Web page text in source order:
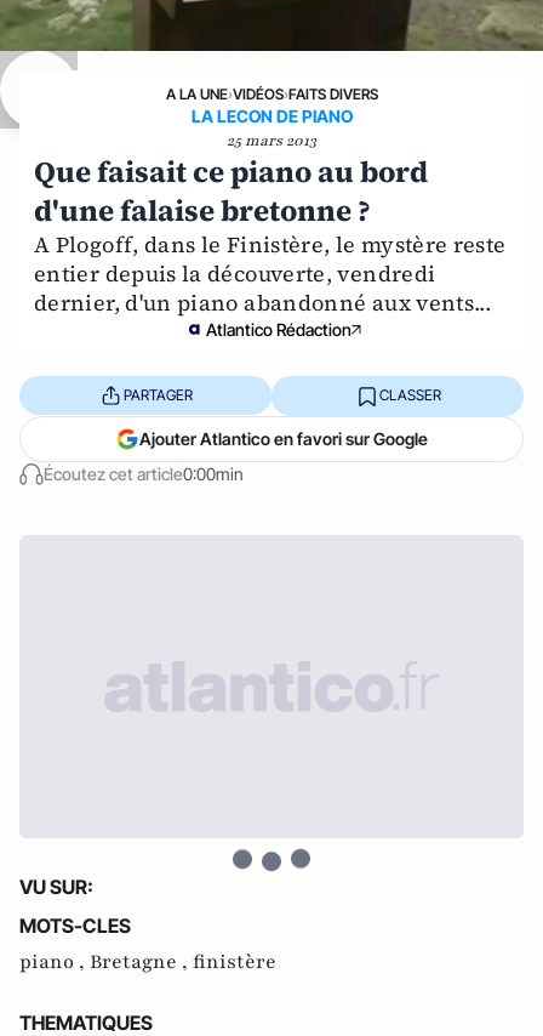
A LA UNE›VIDÉOS›FAITS DIVERS
LA LECON DE PIANO
25 mars 2013
Que faisait ce piano au bord
d'une falaise bretonne ?
A Plogoff, dans le Finistère, le mystère reste
entier depuis la découverte, vendredi
dernier, d'un piano abandonné aux vents...
Atlantico Rédaction
Écoutez cet article0:00min
PARTAGER CLASSER
Ajouter Atlantico en favori sur Google
VU SUR:
MOTS-CLES
piano , Bretagne , finistère
THEMATIQUES